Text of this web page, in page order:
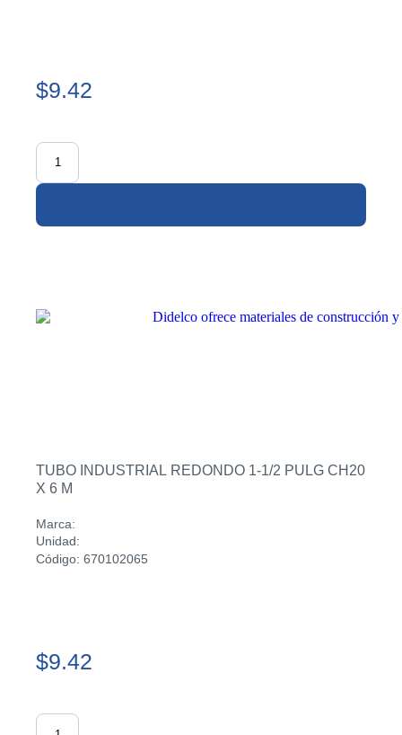
$9.42
TUBO INDUSTRIAL REDONDO 1-1/2 PULG CH20
X 6 M
Marca:
Unidad:
Código: 670102065
$9.42